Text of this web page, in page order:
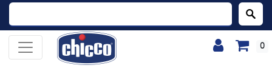
Buscar:
0